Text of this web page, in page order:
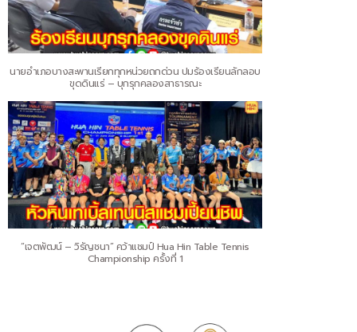
นายอำเภอบางสะพานเรียกทุกหน่วยถกด่วน ปมร้องเรียนลักลอบ
ขุดดินแร่ – บุกรุกคลองสาธารณะ
“เจตพัฒน์ – วิรัญชนา” คว้าแชมป์ Hua Hin Table Tennis
Championship ครั้งที่ 1